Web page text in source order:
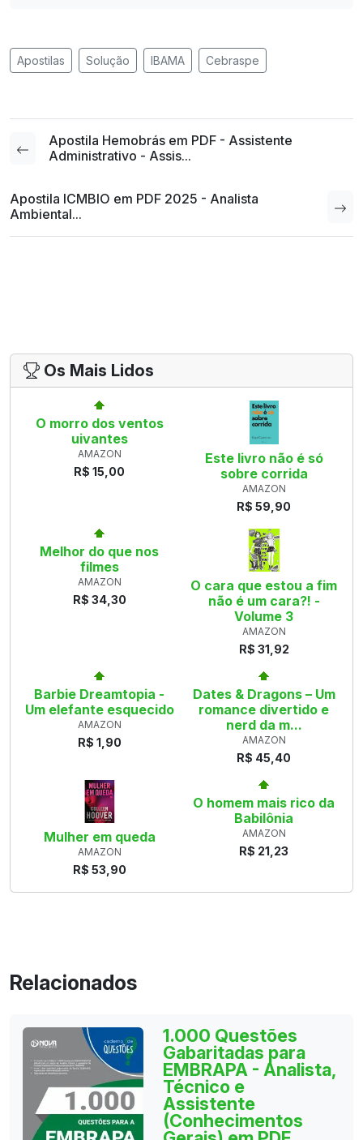
Apostilas Solução IBAMA Cebraspe
Apostila Hemobrás em PDF - Assistente
Administrativo - Assis...
Apostila ICMBIO em PDF 2025 - Analista
Ambiental...
Os Mais Lidos
O morro dos ventos
uivantes
AMAZON
R$ 15,00
Este livro não é só
sobre corrida
AMAZON
R$ 59,90
Melhor do que nos
filmes
AMAZON
R$ 34,30
O cara que estou a fim
não é um cara?! -
Volume 3
AMAZON
R$ 31,92
Barbie Dreamtopia -
Um elefante esquecido
AMAZON
R$ 1,90
Dates & Dragons – Um
romance divertido e
nerd da m...
AMAZON
R$ 45,40
Mulher em queda
AMAZON
R$ 53,90
O homem mais rico da
Babilônia
AMAZON
R$ 21,23
Relacionados
1.000 Questões
Gabaritadas para
EMBRAPA - Analista,
Técnico e
Assistente
(Conhecimentos